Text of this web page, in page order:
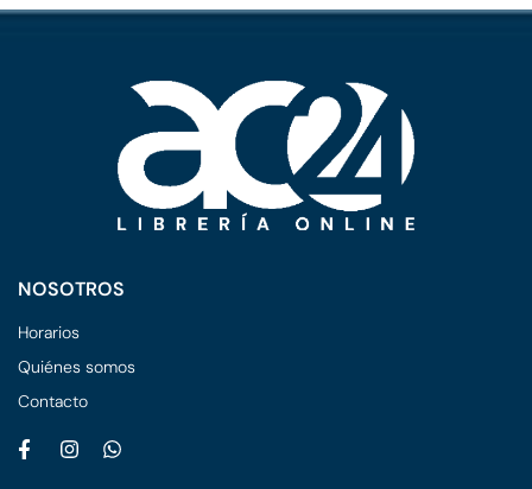
NOSOTROS
Horarios
Quiénes somos
Contacto